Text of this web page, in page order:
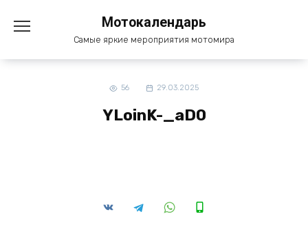
содержанию
Мотокалендарь
Самые яркие мероприятия мотомира
56 29.03.2025
YLoinK-_aD0